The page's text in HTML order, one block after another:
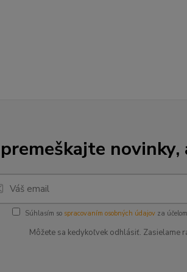
novinky,
Súhlasím so spracovaním osobných údajov za
Môžete sa kedykoľvek odhlásiť. Zasielame